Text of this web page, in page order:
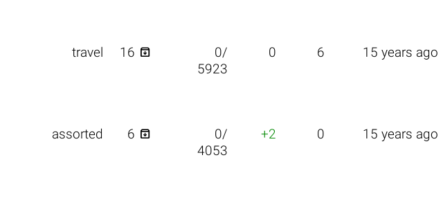
travel 16 
0/
5923
0 6 15 years ago
assorted 6 
0/
4053
+2 0 15 years ago